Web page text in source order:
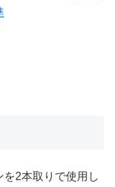
2本取りで使用し